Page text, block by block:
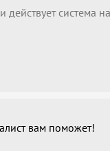
система
вам поможет!